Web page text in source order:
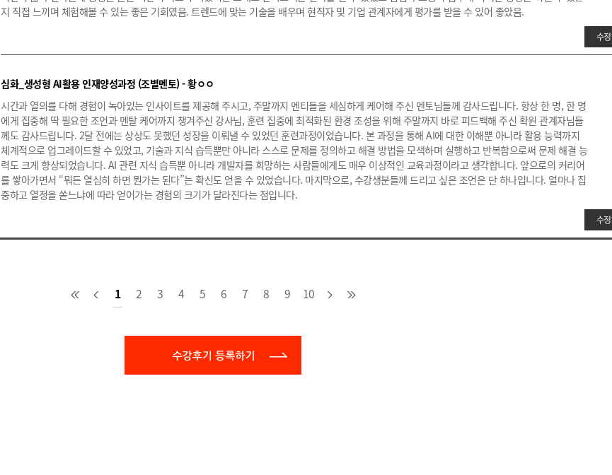
지 직접 느끼며 체험해볼 수 있는 좋은 기회였음. 트렌드에 맞는 기술을 배우며 현직자 및 기업 관계자에게 평가를 받을 수 있어 좋았음.
수
심화_생성형 AI활용 인재양성과정 (조별멘토) - 황ㅇㅇ
시간과 열의를 다해 경험이 녹아있는 인사이트를 제공해 주시고, 주말까지 멘티들을 세심하게 케어해 주신 멘토님들께 감사드립니다. 항상 한 명, 한 명
에게 집중해 딱 필요한 조언과 멘탈 케어까지 챙겨주신 강사님, 훈련 집중에 최적화된 환경 조성을 위해 주말까지 바로 피드백해 주신 확원 관계자님들
께도 감사드립니다. 2달 전에는 상상도 못했던 성장을 이뤄낼 수 있었던 훈련과정이었습니다. 본 과정을 통해 AI에 대한 이해뿐 아니라 활용 능력까지
체계적으로 업그레이드할 수 있었고, 기술과 지식 습득뿐만 아니라 스스로 문제를 정의하고 해결 방법을 모색하며 실행하고 반복함으로써 문제 해결 능
력도 크게 향상되었습니다. AI 관련 지식 습득뿐 아니라 개발자를 희망하는 사람들에게도 매우 이상적인 교육과정이라고 생각합니다. 앞으로의 커리어
를 쌓아가면서 “뭐든 열심히 하면 뭔가는 된다”는 확신도 얻을 수 있었습니다. 마지막으로, 수강생분들께 드리고 싶은 조언은 단 하나입니다. 얼마나 집
중하고 열정을 쏟느냐에 따라 얻어가는 경험의 크기가 달라진다는 점입니다.
수
1 2 3 4 5 6 7 8 9 10